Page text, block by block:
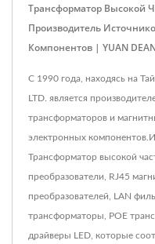
Трансформатор Высокой
Производитель
Компонентов | YUAN
С 1990 года, находясь на
LTD. является
трансформаторов и
электронных
Трансформатор высокой
преобразователи, RJ45
преобразователей, LAN
трансформаторы, POE
драйверы LED, которые